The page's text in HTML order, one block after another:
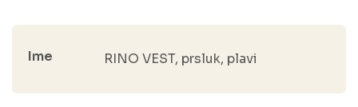
Ime RINO VEST, prsluk, plavi